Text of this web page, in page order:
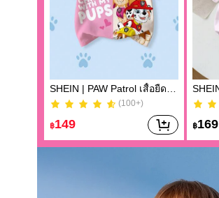
(100+)
฿149 ฿169